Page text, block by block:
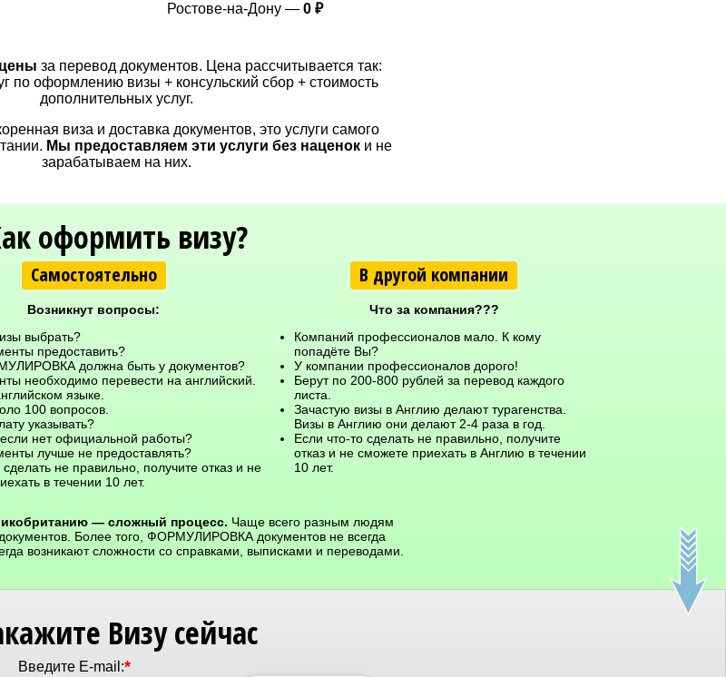
Ростове-на-Дону — 0 ₽
за перевод документов. Цена рассчитывается так:
по оформлению визы + консульский сбор + стоимость
дополнительных услуг.
виза и доставка документов, это услуги самого
Мы предоставляем эти услуги без наценоки не
зарабатываем на них.
оформить визу?
Самостоятельно
Возникнут вопросы:
выбрать?
предоставить?
должна быть у документов?
необходимо перевести на английский.
языке.
100 вопросов.
указывать?
нет официальной работы?
лучше не предоставлять?
сделать не правильно, получите отказ и не
в течении 10 лет.
В другой компании
Что за компания???
Компаний профессионалов мало. К кому
попадёте Вы?
У компании профессионалов дорого!
Берут по 200-800 рублей за перевод каждого
листа.
Зачастую визы в Англию делают турагенства.
Визы в Англию они делают 2-4 раза в год.
Если что-то сделать не правильно, получите
отказ и не сможете приехать в Англию в течении
10 лет.
— сложный процесс. Чаще всего разным людям
Более того, ФОРМУЛИРОВКА документов не всегда
возникают сложности со справками, выписками и переводами.
Визу сейчас
Введите E-mail:*